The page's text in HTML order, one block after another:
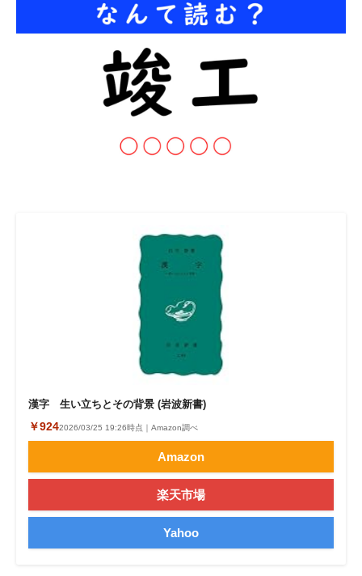
IT製品の技術・比較・事例
モノづくり技術者専門サイト
エレクトロニクス専門サイト
電子設計の基本と応用
ちょっと気になるネットの話題
漢字 生い立ちとその背景 (岩波新書)
￥9242026/03/25 19:26時点｜Amazon調べ
Amazon
楽天市場
Yahoo